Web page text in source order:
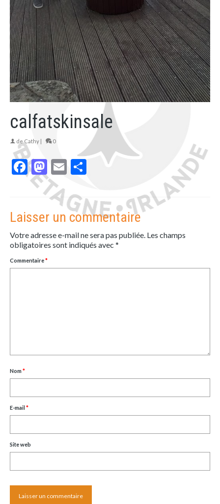
calfatskinsale
de Cathy | 0
Facebook
Mastodon
EmailPartager
Laisser un commentaire
Votre adresse e-mail ne sera pas publiée. Les champs
obligatoires sont indiqués avec *
Commentaire*
Nom*
E-mail*
Site web